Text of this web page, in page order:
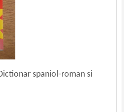
spaniol-roman si